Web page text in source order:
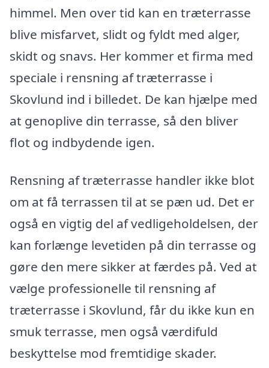
himmel. Men over tid kan en træterrasse
blive misfarvet, slidt og fyldt med alger,
skidt og snavs. Her kommer et firma med
speciale i rensning af træterrasse i
Skovlund ind i billedet. De kan hjælpe med
at genoplive din terrasse, så den bliver
flot og indbydende igen.
Rensning af træterrasse handler ikke blot
om at få terrassen til at se pæn ud. Det er
også en vigtig del af vedligeholdelsen, der
kan forlænge levetiden på din terrasse og
gøre den mere sikker at færdes på. Ved at
vælge professionelle til rensning af
træterrasse i Skovlund, får du ikke kun en
smuk terrasse, men også værdifuld
beskyttelse mod fremtidige skader.